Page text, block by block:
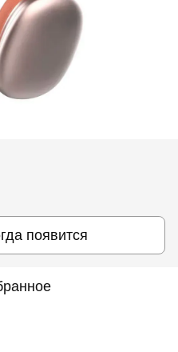
появится